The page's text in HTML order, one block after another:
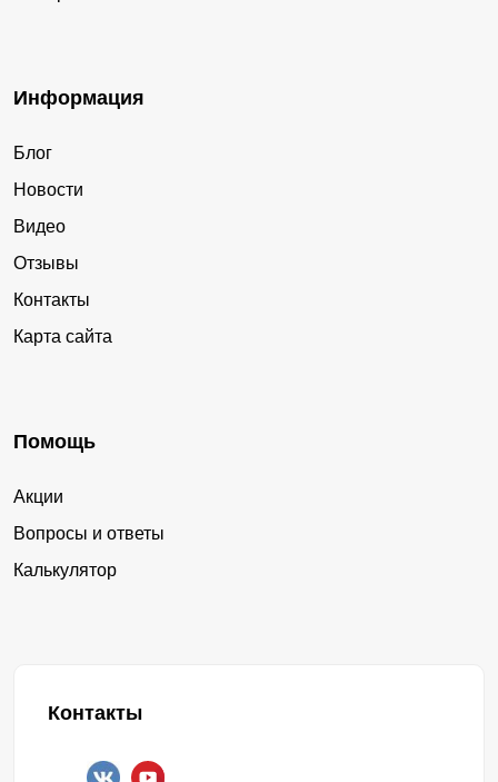
Информация
Блог
Новости
Видео
Отзывы
Контакты
Карта сайта
Помощь
Акции
Вопросы и ответы
Калькулятор
Контакты